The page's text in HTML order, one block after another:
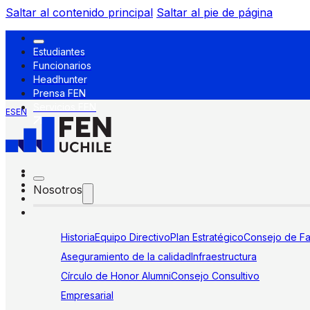
Saltar al contenido principal Saltar al pie de página
Estudiantes
Funcionarios
Headhunter
Prensa FEN
ESEN
Nosotros
HistoriaEquipo DirectivoPlan EstratégicoConsejo de
Aseguramiento de la calidadInfraestructura
Círculo de Honor AlumniConsejo Consultivo
Empresarial